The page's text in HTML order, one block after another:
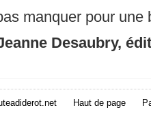
manquer pour une
Desaubry,
Haut de page